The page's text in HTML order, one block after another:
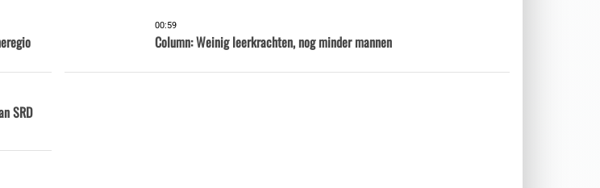
00:59
Column: Weinig leerkrachten, nog minder mannen
SRD